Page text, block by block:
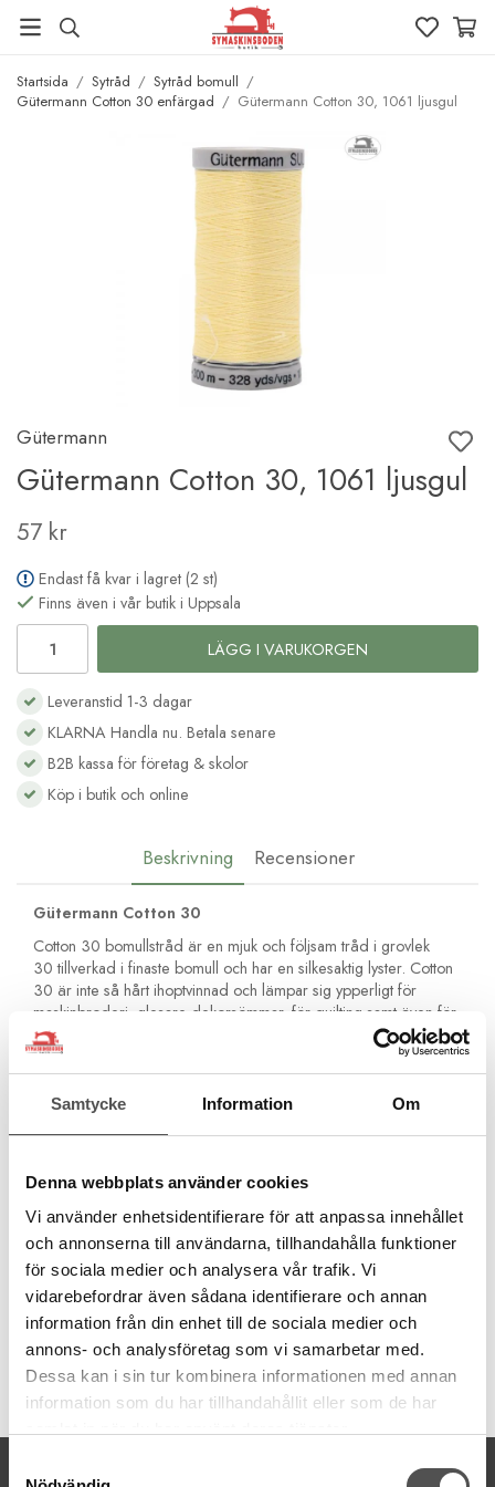
Samtycke Information Om
Denna webbplats använder cookies
Vi använder enhetsidentifierare för att anpassa innehållet
och annonserna till användarna, tillhandahålla funktioner
för sociala medier och analysera vår trafik. Vi
vidarebefordrar även sådana identifierare och annan
information från din enhet till de sociala medier och
annons- och analysföretag som vi samarbetar med.
Dessa kan i sin tur kombinera informationen med annan
information som du har tillhandahållit eller som de har
Startsida / Sytråd / Sytråd bomull /
Gütermann Cotton 30 enfärgad / Gütermann Cotton 30, 1061 ljusgul
Gütermann
Gütermann Cotton 30, 1061 ljusgul
57 kr
Endast få kvar i lagret (2 st)
Finns även i vår butik i Uppsala
LÄGG I VARUKORGEN
Leveranstid 1-3 dagar
KLARNA Handla nu. Betala senare
B2B kassa för företag & skolor
Köp i butik och online
Beskrivning Recensioner
Gütermann Cotton 30
Cotton 30 bomullstråd är en mjuk och följsam tråd i grovlek
30 tillverkad i finaste bomull och har en silkesaktig lyster. Cotton
30 är inte så hårt ihoptvinnad och lämpar sig ypperligt för
maskinbroderi, glesare dekorsömmar, för quilting samt även för
overlockmaskin och covermaskin som gripartrådar vid
dekorsömnad. T ex. Flatlock och baksidan av coversömmen.
använder du en vanlig sytråd eller en extra tunn sytråd.
Grovlek 30
300 meter
Tvättbar 95°C
Använd endast som övertråd
Använd en tunn undertråd
Använd Topstichnål Nr 90
Artikelnummer:
709743-1061